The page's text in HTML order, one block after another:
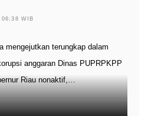
WIB
mengejutkan terungkap dalam
anggaran Dinas PUPRPKPP
Riau nonaktif,…